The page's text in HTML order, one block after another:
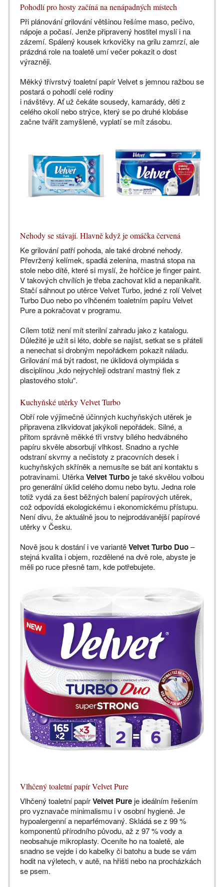
Pohodlí pro hosty začíná na nenápadných místech
Při plánování grilování většinou řešíme maso, pečivo,
nápoje a počasí. Jenže připravený hostitel myslí i na
zázemí. Spálený kousek krkovičky na grilu zamrzí, ale
prázdná role na toaletě umí večer pokazit o dost
výrazněji.
Měkký třívrstvý toaletní papír Velvet s jemnou ražbou se
postará o pohodlí celé rodiny
i návštěvy. Ať už čekáte sousedy, kamarády, děti z
celého okolí nebo strýce, který se po druhé klobáse
začne tvářit zamyšleně, vyplatí se mít zásobu.
Nehody se stávají. Hlavně když je omáčka červená
Ke grilování patří pohoda, ale také drobné nehody.
Převržený kelímek, spadlá zelenina, mastná stopa na
stole nebo dítě, které si myslí, že hořčice je finger paint.
V takových chvílích je třeba zachovat klid a nepanikařit.
Stačí sáhnout po utěrce Velvet Turbo, jedné z rolí Velvet
Turbo Duo nebo po vlhčeném toaletním papíru Velvet
Pure a pokračovat v programu.
Cílem totiž není mít sterilní zahradu jako z katalogu.
Důležité je užít si léto, dobře se najíst, setkat se s přáteli
a nenechat si drobným nepořádkem pokazit náladu.
Grilování má být radost, ne úklidová olympiáda s
disciplínou „kdo nejrychleji odstraní mastný flek z
plastového stolu“.
Kuchyňské utěrky Velvet Turbo
Obří role výjimečně účinných kuchyňských utěrek je
připravena zlikvidovat jakýkoli nepořádek. Silné, a
přitom správně měkké tři vrstvy bílého hedvábného
papíru skvěle absorbují vlhkost. Snadno a rychle
odstraní skvrny a nečistoty z pracovních desek i
kuchyňských skříněk a nemusíte se bát ani kontaktu s
potravinami. UtěrkaVelvet Turbo je také skvělou volbou
pro generální úklid celého domu nebo bytu. Jedna role
totiž vydá za šest běžných balení papírových utěrek,
což odpovídá ekologickému i ekonomickému přístupu.
Není divu, že aktuálně jsou to nejprodávanější papírové
utěrky v Česku.
Nově jsou k dostání i ve variantěVelvet Turbo Duo–
stejná kvalita i objem, rozdělené na dvě role, abyste je
měli po ruce přesně tam, kde potřebujete.
Vlhčený toaletní papír Velvet Pure
Vlhčený toaletní papírVelvet Pure je ideálním řešením
pro vyznavače minimalismu i v osobní hygieně. Je
hypoalergenní a neparfémovaný. Skládá se z 99 %
komponentů přírodního původu, až z 97 % vody a
neobsahuje mikroplasty. Oceníte ho na toaletě, ale
snadno se vejde i do kabelky či batohu a bude se vám
hodit na výletech, v autě, na hřišti nebo na procházkách
se psem.